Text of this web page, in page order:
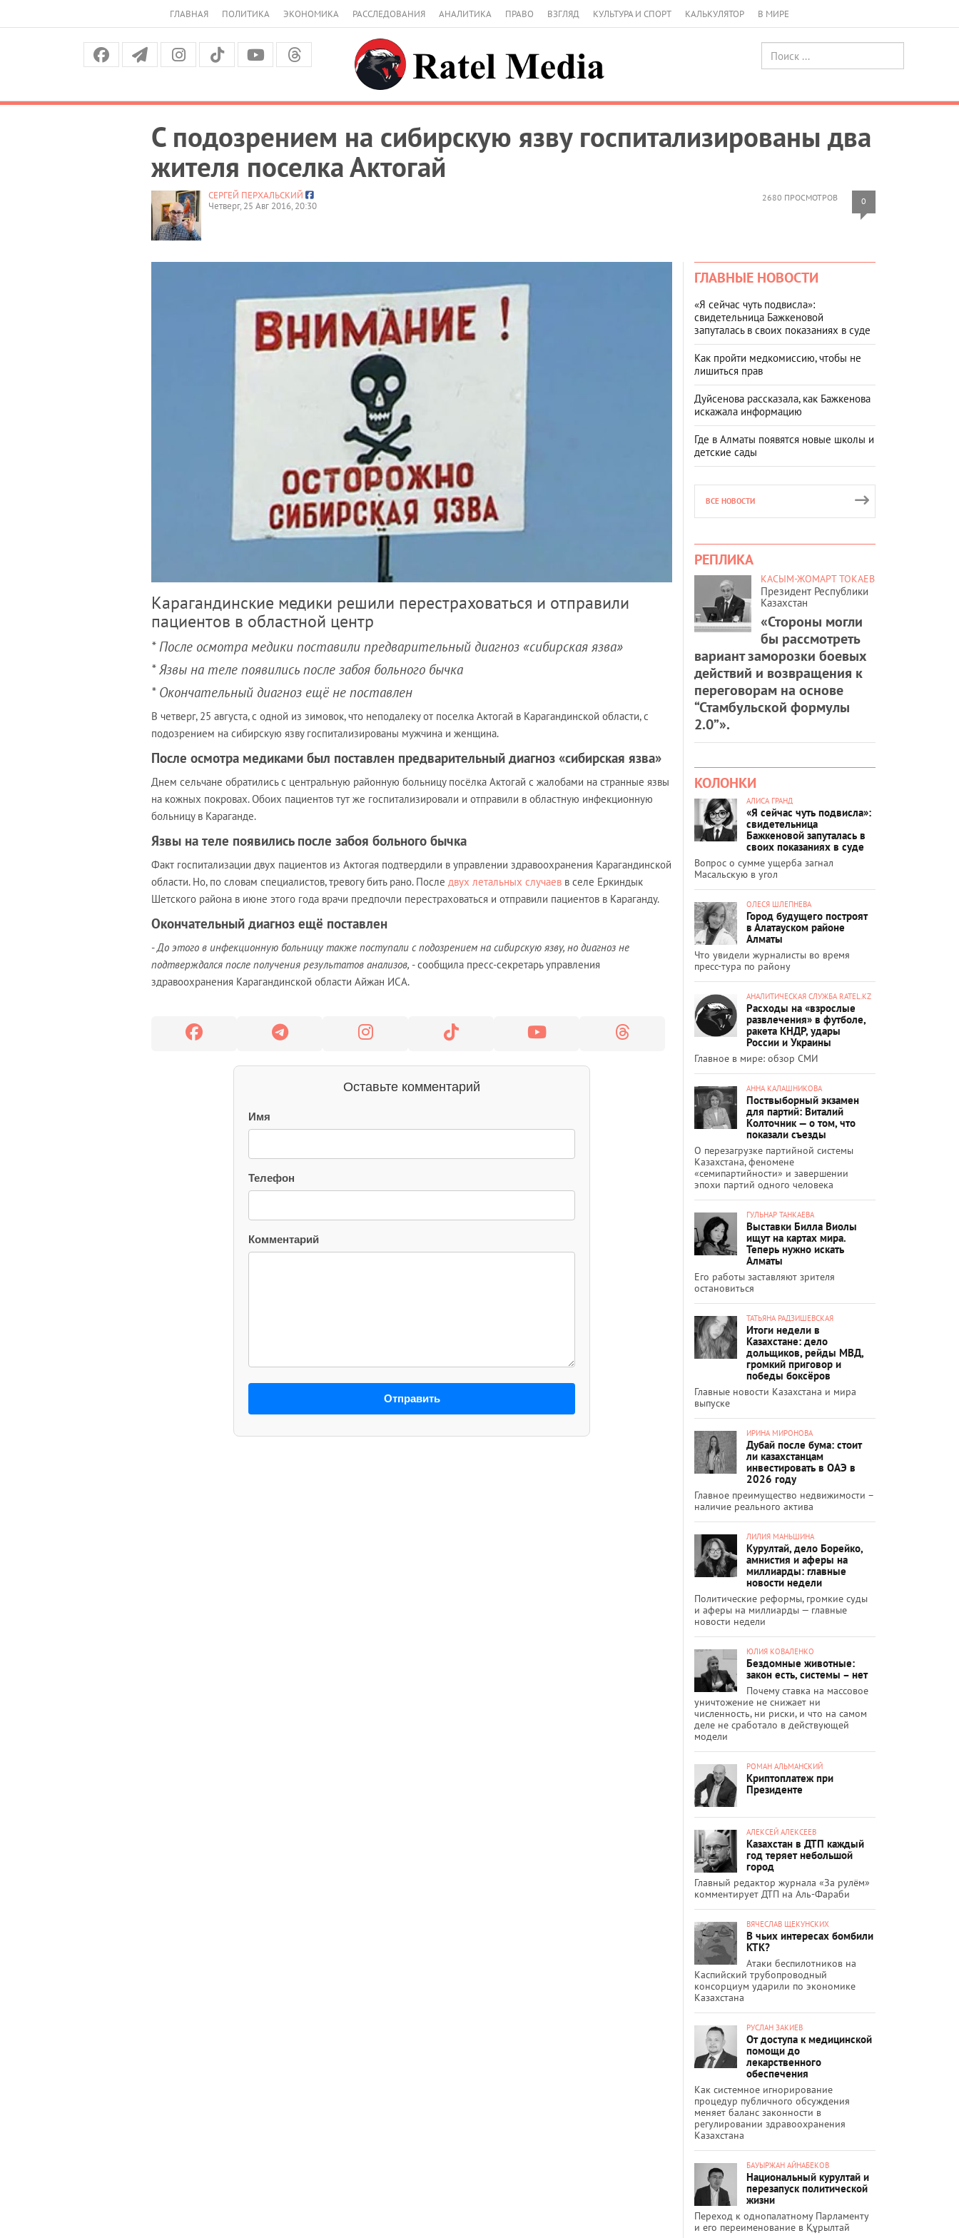
ГЛАВНАЯ ПОЛИТИКА ЭКОНОМИКА РАССЛЕДОВАНИЯ АНАЛИТИКА ПРАВО ВЗГЛЯД КУЛЬТУРА И СПОРТ КАЛЬКУЛЯТОР В МИРЕ
С подозрением на сибирскую язву госпитализированы два
жителя поселка Актогай
2680 ПРОСМОТРОВ 0
СЕРГЕЙ ПЕРХАЛЬСКИЙ
Четверг, 25 Авг 2016, 20:30
Карагандинские медики решили перестраховаться и отправили
пациентов в областной центр
* После осмотра медики поставили предварительный диагноз «сибирская язва»
* Язвы на теле появились после забоя больного бычка
* Окончательный диагноз ещё не поставлен
В четверг, 25 августа, с одной из зимовок, что неподалеку от поселка Актогай в Карагандинской области, с
подозрением на сибирскую язву госпитализированы мужчина и женщина.
После осмотра медиками был поставлен предварительный диагноз «сибирская язва»
Днем сельчане обратились с центральную районную больницу посёлка Актогай с жалобами на странные язвы
на кожных покровах. Обоих пациентов тут же госпитализировали и отправили в областную инфекционную
больницу в Караганде.
Язвы на теле появились после забоя больного бычка
Факт госпитализации двух пациентов из Актогая подтвердили в управлении здравоохранения Карагандинской
области. Но, по словам специалистов, тревогу бить рано. После двух летальных случаев в селе Еркиндык
Шетского района в июне этого года врачи предпочли перестраховаться и отправили пациентов в Караганду.
Окончательный диагноз ещё поставлен
-До этого в инфекционную больницу также поступали с подозрением на сибирскую язву, но диагноз не
подтверждался после получения результатов анализов, - сообщила пресс-секретарь управления
здравоохранения Карагандинской области Айжан ИСА.
Оставьте комментарий
Имя
Телефон
Комментарий
Отправить
ГЛАВНЫЕ НОВОСТИ
«Я сейчас чуть подвисла»:
свидетельница Бажкеновой
запуталась в своих показаниях в суде
Как пройти медкомиссию, чтобы не
лишиться прав
Дуйсенова рассказала, как Бажкенова
искажала информацию
Где в Алматы появятся новые школы и
детские сады
ВСЕ НОВОСТИ
РЕПЛИКА
КАСЫМ-ЖОМАРТ ТОКАЕВ
Президент Республики
Казахстан
«Стороны могли
бы рассмотреть
вариант заморозки боевых
действий и возвращения к
переговорам на основе
“Стамбульской формулы
2.0”».
КОЛОНКИ
АЛИСА ГРАНД
«Я сейчас чуть подвисла»:
свидетельница
Бажкеновой запуталась в
своих показаниях в суде
Вопрос о сумме ущерба загнал
Масальскую в угол
ОЛЕСЯ ШЛЕПНЕВА
Город будущего построят
в Алатауском районе
Алматы
Что увидели журналисты во время
пресс-тура по району
АНАЛИТИЧЕСКАЯ СЛУЖБА RATEL.KZ
Расходы на «взрослые
развлечения» в футболе,
ракета КНДР, удары
России и Украины
Главное в мире: обзор СМИ
АННА КАЛАШНИКОВА
Поствыборный экзамен
для партий: Виталий
Колточник — о том, что
показали съезды
О перезагрузке партийной системы
Казахстана, феномене
«семипартийности» и завершении
эпохи партий одного человека
ГУЛЬНАР ТАНКАЕВА
Выставки Билла Виолы
ищут на картах мира.
Теперь нужно искать
Алматы
Его работы заставляют зрителя
остановиться
ТАТЬЯНА РАДЗИШЕВСКАЯ
Итоги недели в
Казахстане: дело
дольщиков, рейды МВД,
громкий приговор и
победы боксёров
Главные новости Казахстана и мира
выпуске
ИРИНА МИРОНОВА
Дубай после бума: стоит
ли казахстанцам
инвестировать в ОАЭ в
2026 году
Главное преимущество недвижимости –
наличие реального актива
ЛИЛИЯ МАНЬШИНА
Курултай, дело Борейко,
амнистия и аферы на
миллиарды: главные
новости недели
Политические реформы, громкие суды
и аферы на миллиарды — главные
новости недели
ЮЛИЯ КОВАЛЕНКО
Бездомные животные:
закон есть, системы – нет
Почему ставка на массовое
уничтожение не снижает ни
численность, ни риски, и что на самом
деле не сработало в действующей
модели
РОМАН АЛЬМАНСКИЙ
Криптоплатеж при
Президенте
АЛЕКСЕЙ АЛЕКСЕЕВ
Казахстан в ДТП каждый
год теряет небольшой
город
Главный редактор журнала «За рулём»
комментирует ДТП на Аль-Фараби
ВЯЧЕСЛАВ ЩЕКУНСКИХ
В чьих интересах бомбили
КТК?
Атаки беспилотников на
Каспийский трубопроводный
консорциум ударили по экономике
Казахстана
РУСЛАН ЗАКИЕВ
От доступа к медицинской
помощи до
лекарственного
обеспечения
Как системное игнорирование
процедур публичного обсуждения
меняет баланс законности в
регулировании здравоохранения
Казахстана
БАУЫРЖАН АЙНАБЕКОВ
Национальный курултай и
перезапуск политической
жизни
Переход к однопалатному Парламенту
и его переименование в Құрылтай